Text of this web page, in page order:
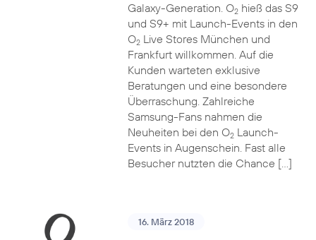
Galaxy-Generation. O2hieß das S9
und S9+ mit Launch-Events in den
O2Live Stores München und
Frankfurt willkommen. Auf die
Kunden warteten exklusive
Beratungen und eine besondere
Überraschung. Zahlreiche
Samsung-Fans nahmen die
Neuheiten bei den O2Launch-
Events in Augenschein. Fast alle
Besucher nutzten die Chance […]
16. März 2018